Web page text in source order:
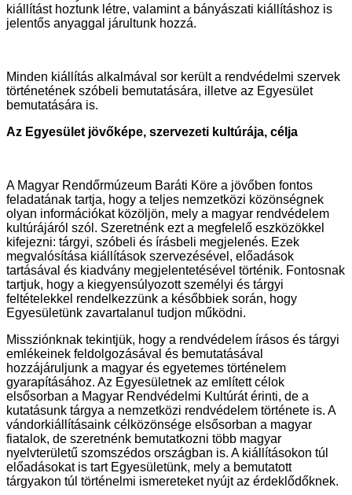
kiállítást hoztunk létre, valamint a bányászati kiállításhoz is
jelentős anyaggal járultunk hozzá.
Minden kiállítás alkalmával sor került a rendvédelmi szervek
történetének szóbeli bemutatására, illetve az Egyesület
bemutatására is.
Az Egyesület jövőképe, szervezeti kultúrája, célja
A Magyar Rendőrmúzeum Baráti Köre a jövőben fontos
feladatának tartja, hogy a teljes nemzetközi közönségnek
olyan információkat közöljön, mely a magyar rendvédelem
kultúrájáról szól. Szeretnénk ezt a megfelelő eszközökkel
kifejezni: tárgyi, szóbeli és írásbeli megjelenés. Ezek
megvalósítása kiállítások szervezésével, előadások
tartásával és kiadvány megjelentetésével történik. Fontosnak
tartjuk, hogy a kiegyensúlyozott személyi és tárgyi
feltételekkel rendelkezzünk a későbbiek során, hogy
Egyesületünk zavartalanul tudjon működni.
Missziónknak tekintjük, hogy a rendvédelem írásos és tárgyi
emlékeinek feldolgozásával és bemutatásával
hozzájáruljunk a magyar és egyetemes történelem
gyarapításához. Az Egyesületnek az említett célok
elsősorban a Magyar Rendvédelmi Kultúrát érinti, de a
kutatásunk tárgya a nemzetközi rendvédelem története is. A
vándorkiállításaink célközönsége elsősorban a magyar
fiatalok, de szeretnénk bemutatkozni több magyar
nyelvterületű szomszédos országban is. A kiállításokon túl
előadásokat is tart Egyesületünk, mely a bemutatott
tárgyakon túl történelmi ismereteket nyújt az érdeklődőknek.